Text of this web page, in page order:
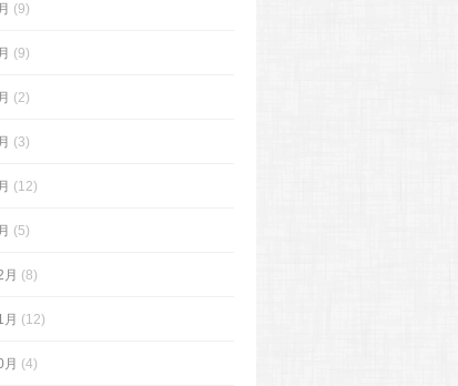
(9)
(9)
(2)
(3)
(12)
(5)
(8)
(12)
(4)